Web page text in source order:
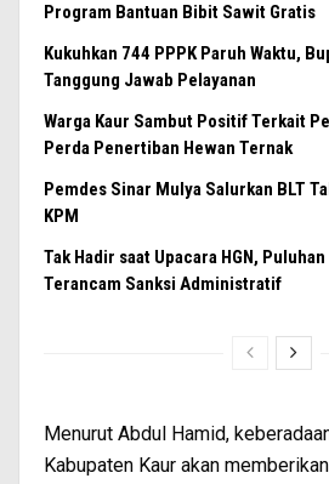
Program Bantuan Bibit Sawit Gratis
Kukuhkan 744 PPPK Paruh Waktu,
Tanggung Jawab Pelayanan
Warga Kaur Sambut Positif Terkait
Perda Penertiban Hewan Ternak
Pemdes Sinar Mulya Salurkan BLT
KPM
Tak Hadir saat Upacara HGN,
Terancam Sanksi Administratif
Menurut Abdul Hamid,
Kabupaten Kaur akan